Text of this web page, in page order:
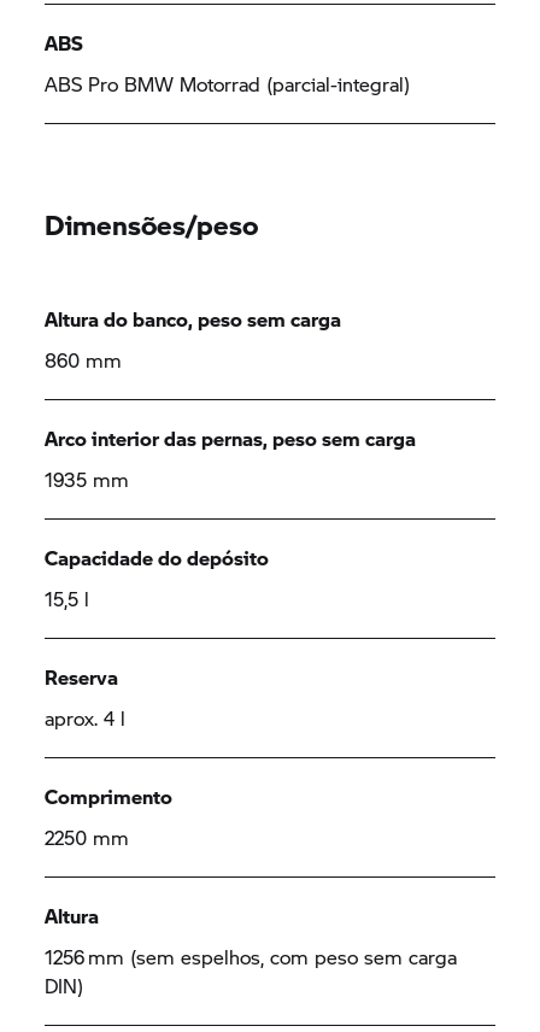
ABS
ABS Pro BMW Motorrad (parcial-integral)
Dimensões/peso
Altura do banco, peso sem carga
860 mm
Arco interior das pernas, peso sem carga
1935 mm
Capacidade do depósito
15,5 l
Reserva
aprox. 4 l
Comprimento
2250 mm
Altura
1256 mm (sem espelhos, com peso sem carga
DIN)